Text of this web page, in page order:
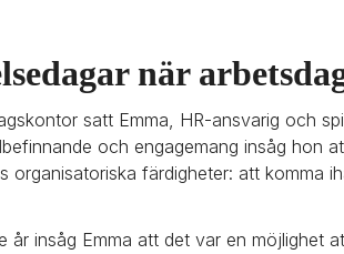
när
satt Emma, HR-ansvarig och
och engagemang insåg hon
organisatoriska färdigheter: att komma
år insåg Emma att det var en möjlighet